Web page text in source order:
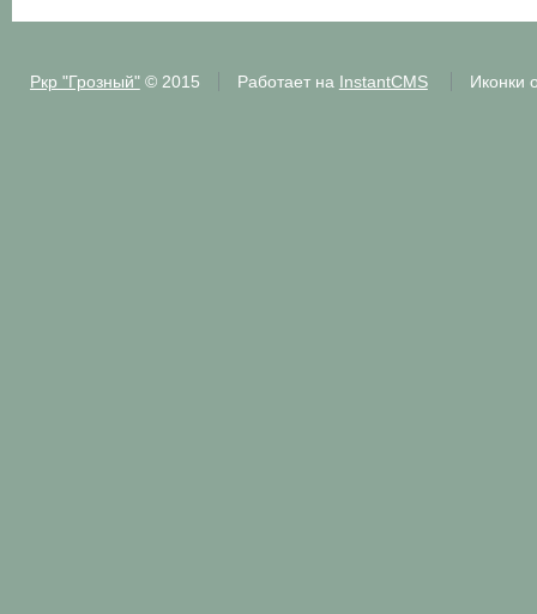
Ркр "Грозный"© 2015 Работает на InstantCMS Иконки